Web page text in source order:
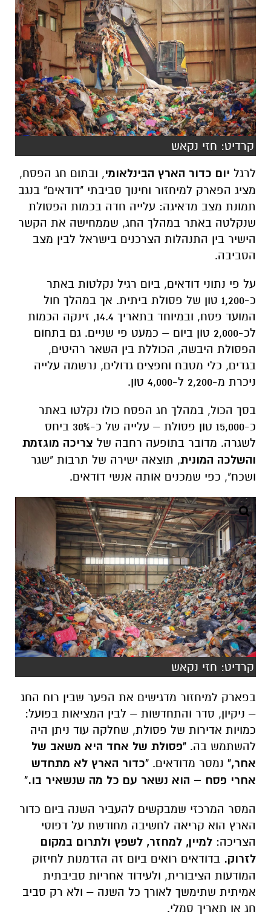
קרדיט: חזי נקאש
לרגל יום כדור הארץ הבינלאומי, ובתום חג הפסח,
מציג הפארק למיחזור וחינוך סביבתי "דודאים" בנגב
תמונת מצב מדאיגה: עלייה חדה בכמות הפסולת
שנקלטה באתר במהלך החג, שממחישה את הקשר
הישיר בין התנהלות הצרכנים בישראל לבין מצב
הסביבה.
על פי נתוני דודאים, ביום רגיל נקלטות באתר
כ-1,200 טון של פסולת ביתית. אך במהלך חול
המועד פסח, ובמיוחד בתאריך 14.4, זינקה הכמות
לכ-2,000 טון ביום – כמעט פי שניים. גם בתחום
הפסולת היבשה, הכוללת בין השאר רהיטים,
בגדים, כלי מטבח וחפצים גדולים, נרשמה עלייה
ניכרת מ-2,200 ל-4,000 טון.
בסך הכול, במהלך חג הפסח כולו נקלטו באתר
כ-15,000 טון פסולת – עלייה של כ-30% ביחס
לשגרה. מדובר בתופעה רחבה של צריכה מוגזמת
והשלכה המונית, תוצאה ישירה של תרבות "שגר
ושכח", כפי שמכנים אותה אנשי דודאים.
קרדיט: חזי נקאש
בפארק למיחזור מדגישים את הפער שבין רוח החג
– ניקיון, סדר והתחדשות – לבין המציאות בפועל:
כמויות אדירות של פסולת, שחלקה עוד ניתן היה
להשתמש בה. "פסולת של אחד היא משאב של
אחר," נמסר מדודאים. "כדור הארץ לא מתחדש
אחרי פסח – הוא נשאר עם כל מה שנשאיר בו."
המסר המרכזי שמבקשים להעביר השנה ביום כדור
הארץ הוא קריאה לחשיבה מחודשת על דפוסי
הצריכה: למיין, למחזר, לשפץ ולתרום במקום
לזרוק. בדודאים רואים ביום זה הזדמנות לחיזוק
המודעות הציבורית, ולעידוד אחריות סביבתית
אמיתית שתימשך לאורך כל השנה – ולא רק סביב
חג או תאריך סמלי.